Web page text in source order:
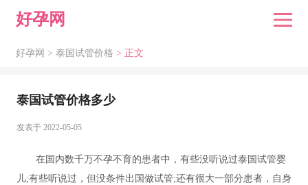
好孕网
好孕网 > 泰国试管价格 > 正文
泰国试管价格多少
发表于 2022-05-05
在国内数千万不孕不育的患者中，有些没听说过泰国试管婴
儿;有些听说过，但没条件出国做试管;还有很大一部分患者，自身